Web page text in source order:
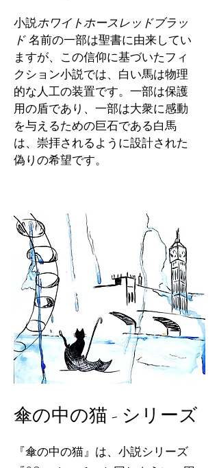
小説ホワイトホースレッドブラッ
ド名前の一部は聖書に由来してい
ますが、この信仰に基づいたフィ
クション小説では、白い馬は物理
的な人工の装置です。一部は保護
用の盾であり、一部は大衆に感動
を与えるための巨石である白馬
は、崇拝されるように設計された
偽りの希望です。
傘の中の猫 - シリーズ
『傘の中の猫』は、小説シリーズ